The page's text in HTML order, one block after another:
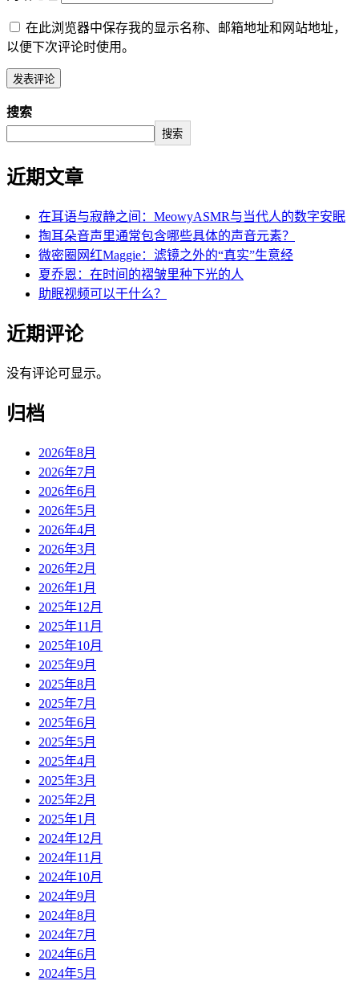
在此浏览器中保存我的显示名称、邮箱地址和网站地址，
以便下次评论时使用。
搜索
搜索
近期文章
在耳语与寂静之间：MeowyASMR与当代人的数字安眠
掏耳朵音声里通常包含哪些具体的声音元素？
微密圈网红Maggie：滤镜之外的“真实”生意经
夏乔恩：在时间的褶皱里种下光的人
助眠视频可以干什么？
近期评论
没有评论可显示。
归档
2026年8月
2026年7月
2026年6月
2026年5月
2026年4月
2026年3月
2026年2月
2026年1月
2025年12月
2025年11月
2025年10月
2025年9月
2025年8月
2025年7月
2025年6月
2025年5月
2025年4月
2025年3月
2025年2月
2025年1月
2024年12月
2024年11月
2024年10月
2024年9月
2024年8月
2024年7月
2024年6月
2024年5月